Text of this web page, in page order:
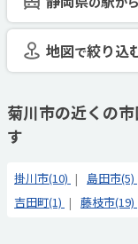
地図で絞り込
菊川市の近くの
す
掛川市(10) 島田市(5)
吉田町(1)
藤枝市(19)